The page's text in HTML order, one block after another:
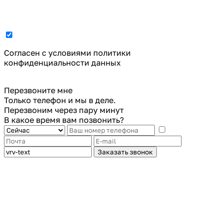
Cогласен с условиями политики
конфиденциальности данных
Перезвоните мне
Только телефон и мы в деле.
Перезвоним через пару минут
В какое время вам позвонить?
Заказать звонок